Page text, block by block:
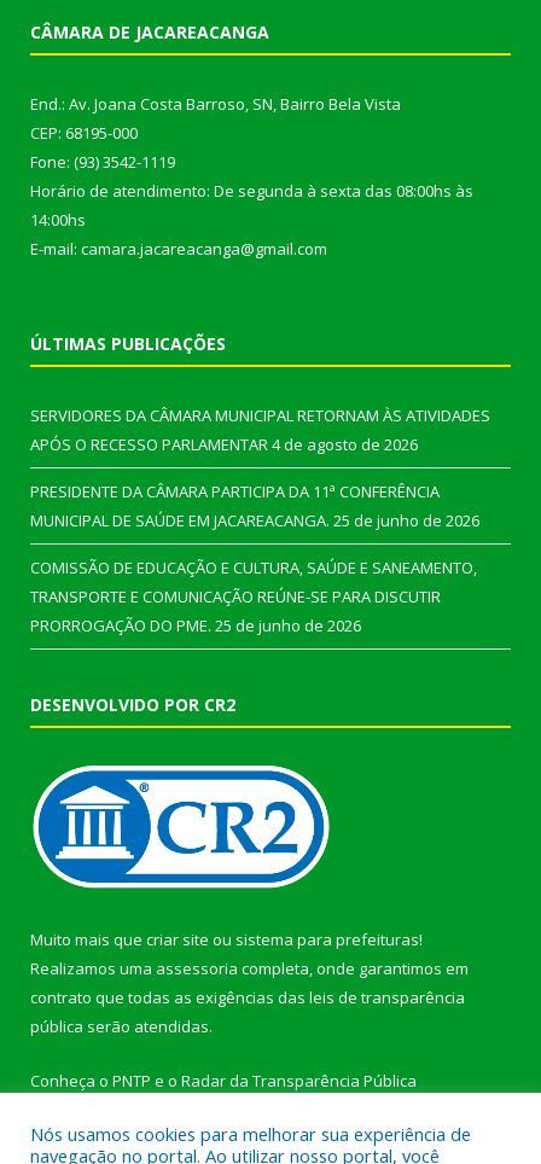
CÂMARA DE JACAREACANGA
End.: Av. Joana Costa Barroso, SN, Bairro Bela Vista
CEP: 68195-000
Fone: (93) 3542-1119
Horário de atendimento: De segunda à sexta das 08:00hs às
14:00hs
E-mail: camara.jacareacanga@gmail.com
ÚLTIMAS PUBLICAÇÕES
SERVIDORES DA CÂMARA MUNICIPAL RETORNAM ÀS ATIVIDADES
APÓS O RECESSO PARLAMENTAR4 de agosto de 2026
PRESIDENTE DA CÂMARA PARTICIPA DA 11ª CONFERÊNCIA
MUNICIPAL DE SAÚDE EM JACAREACANGA. 25 de junho de 2026
COMISSÃO DE EDUCAÇÃO E CULTURA, SAÚDE E SANEAMENTO,
TRANSPORTE E COMUNICAÇÃO REÚNE-SE PARA DISCUTIR
PRORROGAÇÃO DO PME. 25 de junho de 2026
DESENVOLVIDO POR CR2
Muito mais que criar site ou sistema para prefeituras!
Realizamos uma assessoria completa, onde garantimos em
contrato que todas as exigências das leis de transparência
pública serão atendidas.
Conheça o PNTP e o Radar da Transparência Pública
Nós usamos cookies para melhorar sua experiência de
navegação no portal. Ao utilizar nosso portal, você